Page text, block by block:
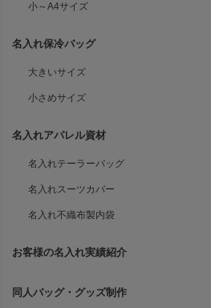
小～A4サイズ
名入れ保冷バッグ
大きいサイズ
小さめサイズ
名入れアパレル資材
名入れテーラーバッグ
名入れスーツカバー
名入れ不織布製内袋
お客様の名入れ実績紹介
同人バッグ・グッズ制作